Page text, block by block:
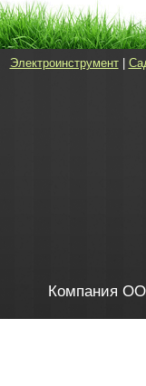
Электроинструмент|
Компания